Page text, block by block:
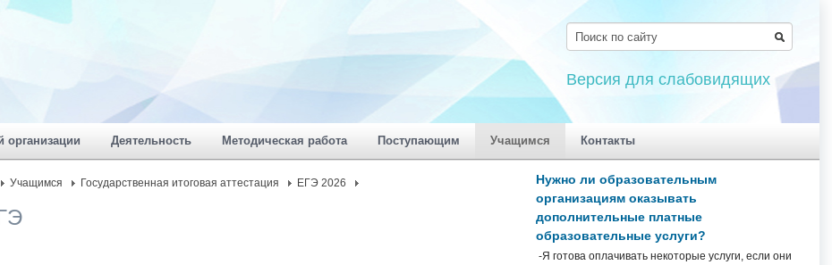
Версия для слабовидящих
организации Деятельность Методическая работа Поступающим Учащимся Контакты
Учащимся Государственная итоговая аттестация ЕГЭ 2026
Нужно ли образовательным
организациям оказывать
дополнительные платные
образовательные услуги?
-Я готова оплачивать некоторые услуги, если они